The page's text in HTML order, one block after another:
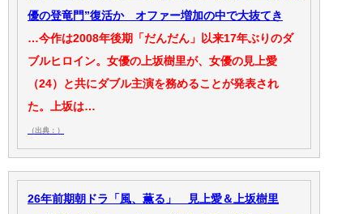
優の登竜門”復活か オファー増加の中で大抜てき
…今作は2008年後期「だんだん」以来17年ぶりのダ
ブルヒロイン。女優の上坂樹里が、女優の見上愛
（24）と共にダブル主演を務めることが発表され
た。上坂は…
（出典：）
26年前期朝ドラ「風、薫る」 見上愛＆上坂樹里